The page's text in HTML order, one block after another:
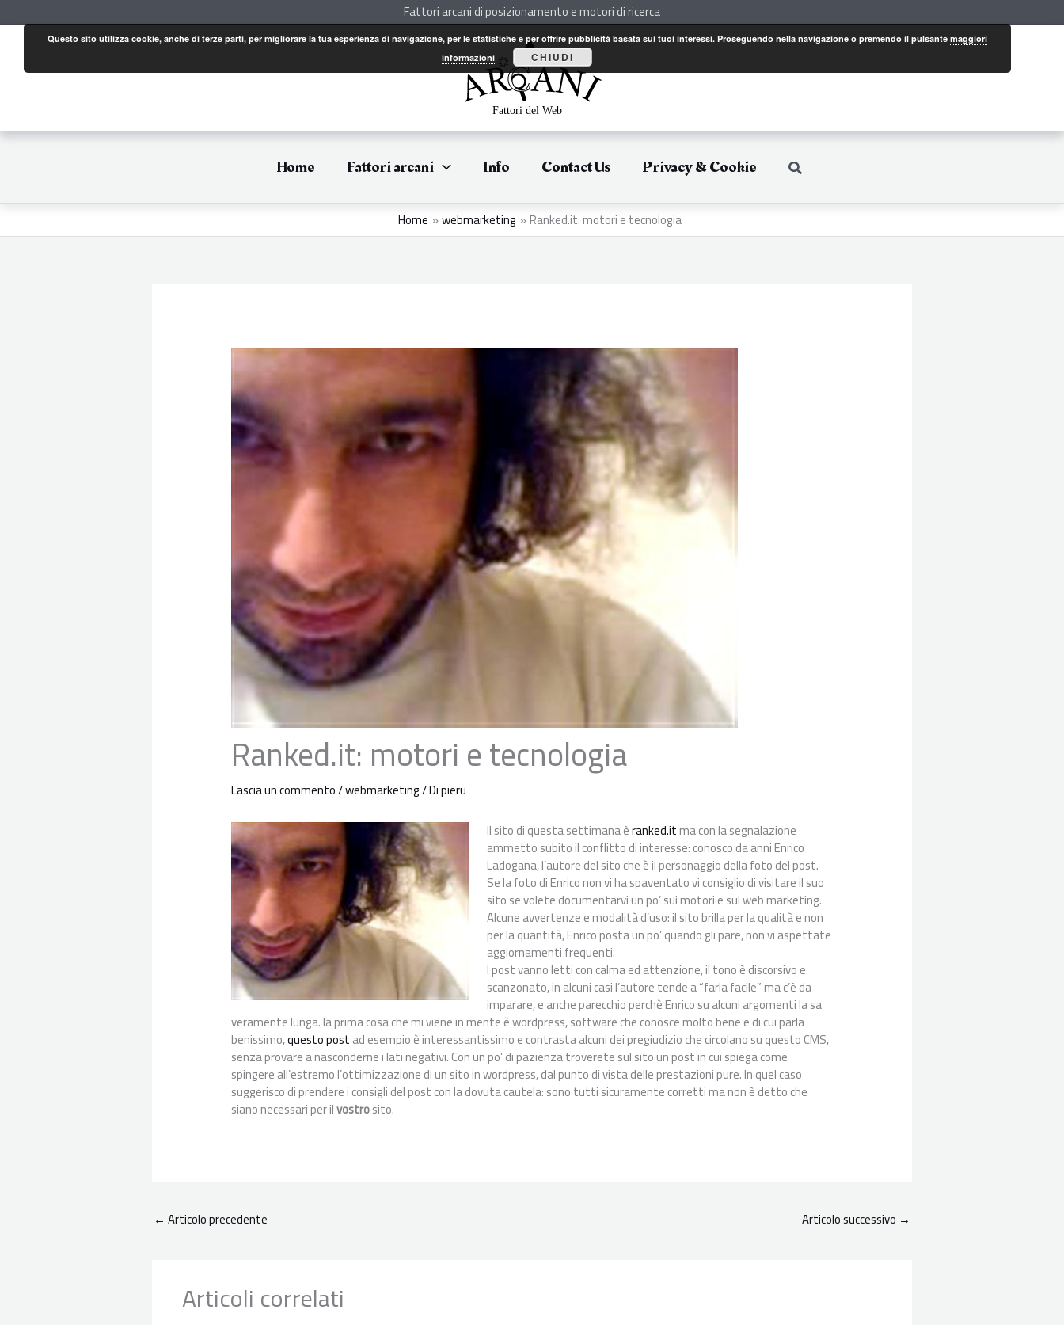
al
contenuto
Fattori arcani di posizionamento e motori di ricerca
Home Fattori arcani Info Contact Us Privacy & Cookie Cerca
Home webmarketing Ranked.it: motori e tecnologia
Ranked.it: motori e tecnologia
Lascia un commento/webmarketing/ Dipieru
Il sito di questa settimana èranked.itma con la segnalazione
ammetto subito il conflitto di interesse: conosco da anni Enrico
Ladogana, l’autore del sito che è il personaggio della foto del post.
Se la foto di Enrico non vi ha spaventato vi consiglio di visitare il suo
sito se volete documentarvi un po’ sui motori e sul web marketing.
Alcune avvertenze e modalità d’uso: il sito brilla per la qualità e non
per la quantità, Enrico posta un po’ quando gli pare, non vi aspettate
aggiornamenti frequenti.
I post vanno letti con calma ed attenzione, il tono è discorsivo e
scanzonato, in alcuni casi l’autore tende a “farla facile” ma c’è da
imparare, e anche parecchio perchè Enrico su alcuni argomenti la sa
veramente lunga. la prima cosa che mi viene in mente è wordpress, software che conosce molto bene e di cui parla
benissimo,questo postad esempio è interessantissimo e contrasta alcuni dei pregiudizio che circolano su questo CMS,
senza provare a nasconderne i lati negativi. Con un po’ di pazienza troverete sul sito un post in cui spiega come
spingere all’estremo l’ottimizzazione di un sito in wordpress, dal punto di vista delle prestazioni pure. In quel caso
suggerisco di prendere i consigli del post con la dovuta cautela: sono tutti sicuramente corretti ma non è detto che
siano necessari per ilvostrosito.
← Articolo precedente Articolo successivo →
Articoli correlati
Questo sito utilizza cookie, anche di terze parti, per migliorare la tua esperienza di navigazione, per le statistiche e per offrire pubblicità basata sui tuoi interessi. Proseguendo nella navigazione o premendo il pulsante maggiori
informazioni
CHIUDI